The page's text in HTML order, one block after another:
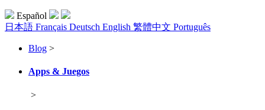
Español
日本語 Français Deutsch English 繁體中文 Português
Blog >
Apps & Juegos
>